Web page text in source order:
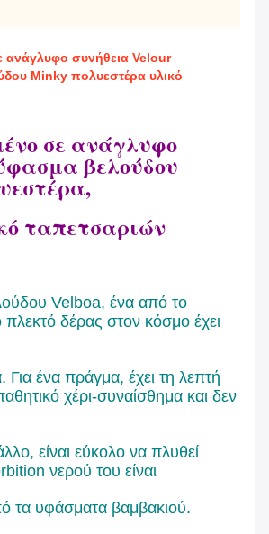
συνήθεια Velour
Minky πολυεστέρα υλικό
σε ανάγλυφο
βελούδου
ταπετσαριών
Velboa, ένα από το
πλεκτό δέρας στον κόσμο έχει
Για ένα πράγμα, έχει τη λεπτή
χέρι-συναίσθημα και δεν
είναι εύκολο να πλυθεί
νερού του είναι
τα υφάσματα βαμβακιού.